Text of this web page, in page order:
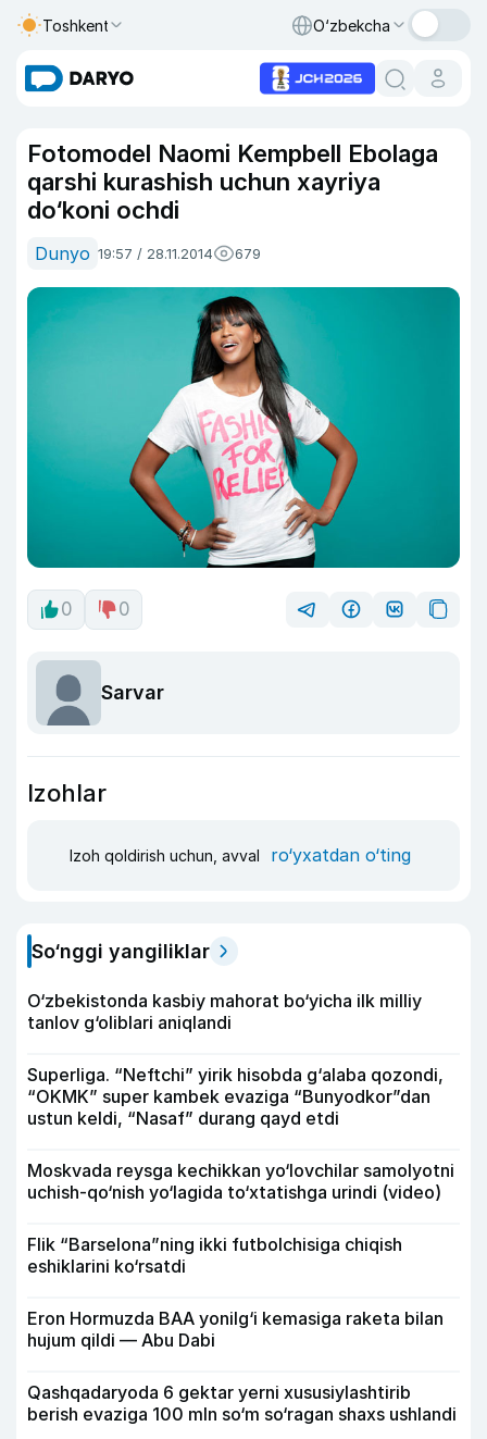
Toshkent O‘zbekcha
Fotomodel Naomi Kempbell Ebolaga
qarshi kurashish uchun xayriya
do‘koni ochdi
Dunyo 19:57 / 28.11.2014 679
0 0
Sarvar
Izohlar
Izoh qoldirish uchun, avval ro‘yxatdan o‘ting
So‘nggi yangiliklar
O‘zbekistonda kasbiy mahorat bo‘yicha ilk milliy
tanlov g‘oliblari aniqlandi
Superliga. “Neftchi” yirik hisobda g‘alaba qozondi,
“OKMK” super kambek evaziga “Bunyodkor”dan
ustun keldi, “Nasaf” durang qayd etdi
Moskvada reysga kechikkan yo‘lovchilar samolyotni
uchish-qo‘nish yo‘lagida to‘xtatishga urindi (video)
Flik “Barselona”ning ikki futbolchisiga chiqish
eshiklarini ko‘rsatdi
Eron Hormuzda BAA yonilg‘i kemasiga raketa bilan
hujum qildi — Abu Dabi
Qashqadaryoda 6 gektar yerni xususiylashtirib
berish evaziga 100 mln so‘m so‘ragan shaxs ushlandi